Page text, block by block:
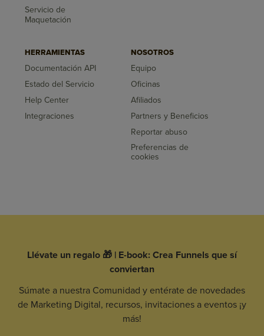
Servicio de
Maquetación
HERRAMIENTAS
Documentación API
Estado del Servicio
Help Center
Integraciones
NOSOTROS
Equipo
Oficinas
Afiliados
Partners y Beneficios
Reportar abuso
Preferencias de
cookies
Llévate un regalo 🎁 | E-book: Crea Funnels que sí
conviertan
Súmate a nuestra Comunidad y entérate de novedades
de Marketing Digital, recursos, invitaciones a eventos ¡y
más!